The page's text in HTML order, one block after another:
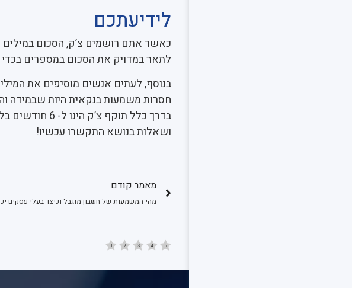
לידיעתכם
כאשר אתם רושמים צ’ק, הסכום במילים
לתאר במדויק את הסכום במספרים
בנוסף, לעתים אנשים מוסיפים את
חסרות משמעות בנקאית היות שבמידה
בדרך כלל תוקף
ושאלות בנושא התקשרו עכשיו!
מאמר קודם